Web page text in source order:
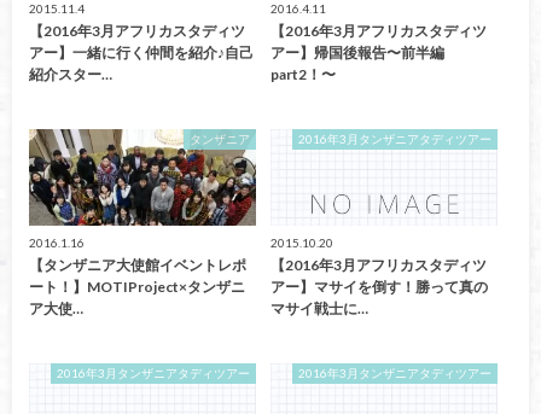
2015.11.4
【2016年3月アフリカスタディツ
アー】一緒に行く仲間を紹介♪自己
紹介スター…
2016.4.11
【2016年3月アフリカスタディツ
アー】帰国後報告〜前半編
part2！〜
タンザニア
2016.1.16
【タンザニア大使館イベントレポ
ート！】MOTIProject×タンザニ
ア大使…
2016年3月タンザニアタディツアー
2015.10.20
【2016年3月アフリカスタディツ
アー】マサイを倒す！勝って真の
マサイ戦士に…
2016年3月タンザニアタディツアー 2016年3月タンザニアタディツアー